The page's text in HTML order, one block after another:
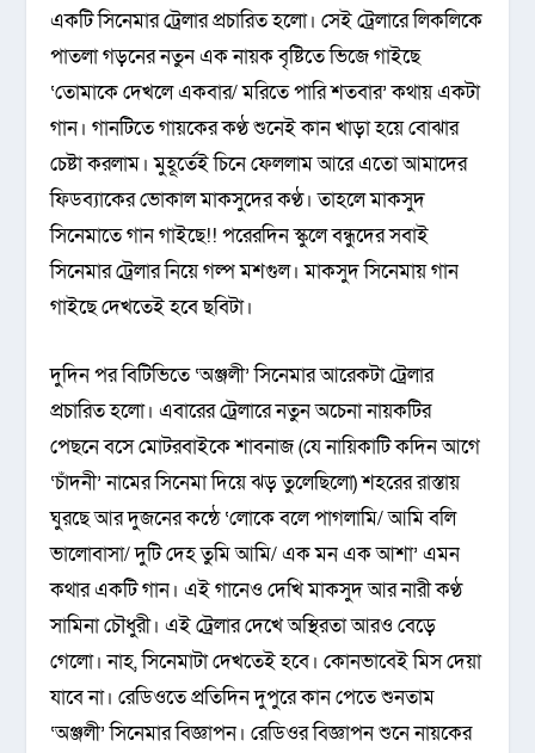
একটি সিনেমার ট্রেলার প্রচারিত হলো। সেই ট্রেলারে লিকলিকে
পাতলা গড়নের নতুন এক নায়ক বৃষ্টিতে ভিজে গাইছে
‘তোমাকে দেখলে একবার/ মরিতে পারি শতবার’ কথায় একটা
গান। গানটিতে গায়কের কণ্ঠ শুনেই কান খাড়া হয়ে বোঝার
চেষ্টা করলাম। মুহূর্তেই চিনে ফেললাম আরে এতো আমাদের
ফিডব্যাকের ভোকাল মাকসুদের কণ্ঠ। তাহলে মাকসুদ
সিনেমাতে গান গাইছে!! পরেরদিন স্কুলে বন্ধুদের সবাই
সিনেমার ট্রেলার নিয়ে গল্প মশগুল। মাকসুদ সিনেমায় গান
গাইছে দেখতেই হবে ছবিটা।
দুদিন পর বিটিভিতে ‘অঞ্জলী’ সিনেমার আরেকটা ট্রেলার
প্রচারিত হলো। এবারের ট্রেলারে নতুন অচেনা নায়কটির
পেছনে বসে মোটরবাইকে শাবনাজ (যে নায়িকাটি কদিন আগে
‘চাঁদনী’ নামের সিনেমা দিয়ে ঝড় তুলেছিলো) শহরের রাস্তায়
ঘুরছে আর দুজনের কন্ঠে ‘লোকে বলে পাগলামি/ আমি বলি
ভালোবাসা/ দুটি দেহ তুমি আমি/ এক মন এক আশা’ এমন
কথার একটি গান। এই গানেও দেখি মাকসুদ আর নারী কণ্ঠ
সামিনা চৌধুরী। এই ট্রেলার দেখে অস্থিরতা আরও বেড়ে
গেলো। নাহ, সিনেমাটা দেখতেই হবে। কোনভাবেই মিস দেয়া
যাবে না। রেডিওতে প্রতিদিন দুপুরে কান পেতে শুনতাম
‘অঞ্জলী’ সিনেমার বিজ্ঞাপন। রেডিওর বিজ্ঞাপন শুনে নায়কের